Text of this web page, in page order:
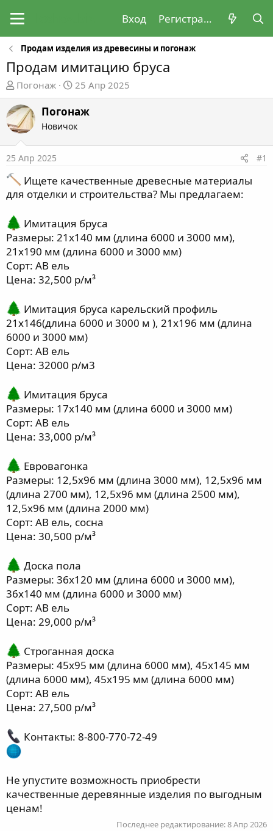
Вход Регистрация
Продам изделия из древесины и погонаж
Продам имитацию бруса
А
в
т
о
р
е
ы
Погонаж
Д
а
т
а
а
л
а
25 Апр 2025
Погонаж
Новичок
25 Апр 2025 #1
Ищете качественные древесные материалы
для отделки и строительства? Мы предлагаем:
Имитация бруса
Размеры: 21х140 мм (длина 6000 и 3000 мм),
21х190 мм (длина 6000 и 3000 мм)
Сорт: АВ ель
Цена: 32,500 р/м³
Имитация бруса карельский профиль
21х146(длина 6000 и 3000 м ), 21х196 мм (длина
6000 и 3000 мм)
Сорт: АВ ель
Цена: 32000 р/м3
Имитация бруса
Размеры: 17х140 мм (длина 6000 и 3000 мм)
Сорт: АВ ель
Цена: 33,000 р/м³
Евровагонка
Размеры: 12,5х96 мм (длина 3000 мм), 12,5х96 мм
(длина 2700 мм), 12,5х96 мм (длина 2500 мм),
12,5х96 мм (длина 2000 мм)
Сорт: АВ ель, сосна
Цена: 30,500 р/м³
Доска пола
Размеры: 36х120 мм (длина 6000 и 3000 мм),
36х140 мм (длина 6000 и 3000 мм)
Сорт: АВ ель
Цена: 29,000 р/м³
Строганная доска
Размеры: 45х95 мм (длина 6000 мм), 45х145 мм
(длина 6000 мм), 45х195 мм (длина 6000 мм)
Сорт: АВ ель
Цена: 27,500 р/м³
Контакты: 8-800-770-72-49
Не упустите возможность приобрести
качественные деревянные изделия по выгодным
ценам!
Последнее редактирование:8 Апр 2026